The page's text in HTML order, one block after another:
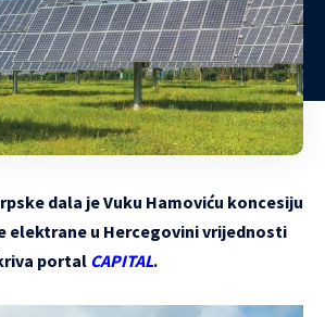
dala je Vuku Hamoviću koncesiju
elektrane u Hercegovini vrijednosti
portal CAPITAL.